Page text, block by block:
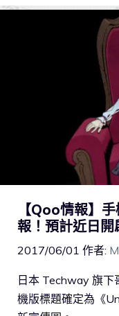
【Qoo情報】
報！預計近日開
2017/06/01 作者:
日本 Techway 旗
機版標題確定為《